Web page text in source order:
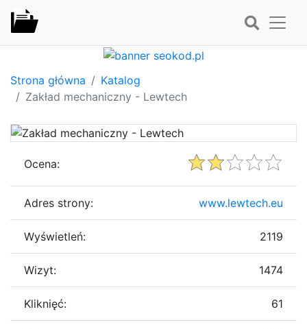
Strona główna
Katalog
Zakład mechaniczny - Lewtech
Ocena:
Adres strony: www.lewtech.eu
Wyświetleń: 2119
Wizyt: 1474
Kliknięć: 61